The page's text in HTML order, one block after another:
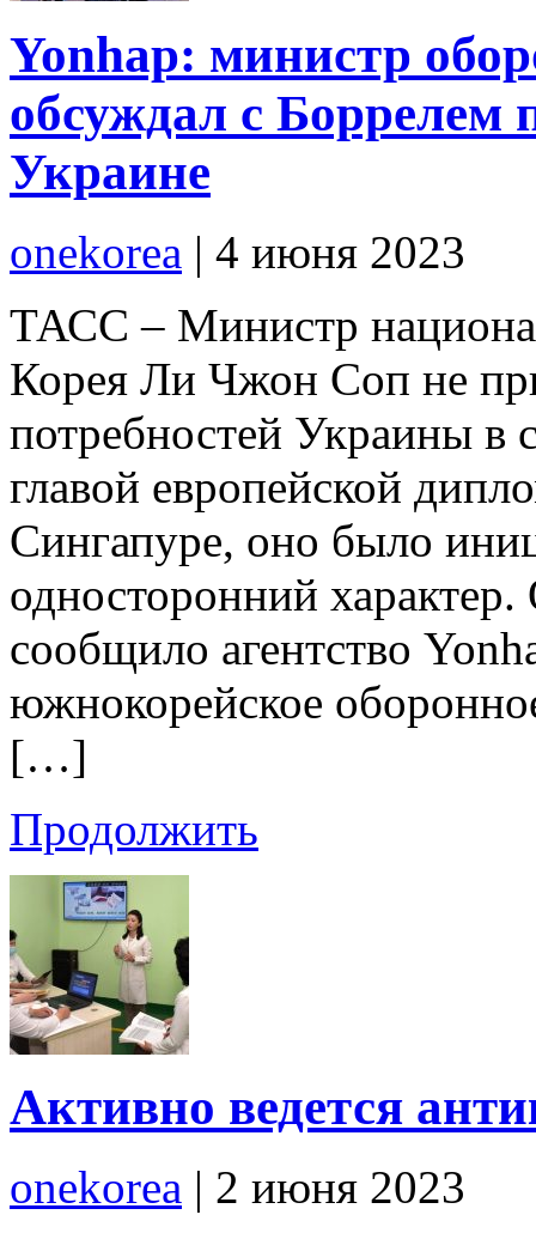
Yonhap: министр
обсуждал с Боррелем
Украине
onekorea | 4 июня 2023
ТАСС – Министр
Корея Ли Чжон Соп не
потребностей Украины в
главой европейской
Сингапуре, оно было
односторонний
сообщило агентство
южнокорейское
[…]
Продолжить
Активно ведется
onekorea | 2 июня 2023